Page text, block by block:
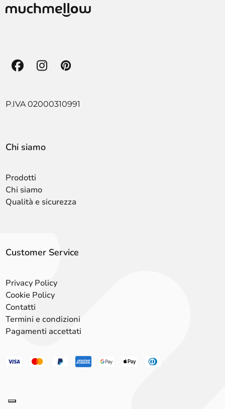
Facebook
Instagram
Pinterest
P.IVA 02000310991
Chi siamo
Prodotti
Chi siamo
Qualità e sicurezza
Customer Service
Privacy Policy
Cookie Policy
Contatti
Termini e condizioni
Pagamenti accettati